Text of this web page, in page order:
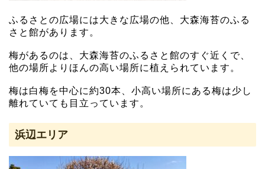
ふるさとの広場には大きな広場の他、大森海苔のふる
さと館があります。
梅があるのは、大森海苔のふるさと館のすぐ近くで、
他の場所よりほんの高い場所に植えられています。
梅は白梅を中心に約30本、小高い場所にある梅は少し
離れていても目立っています。
浜辺エリア